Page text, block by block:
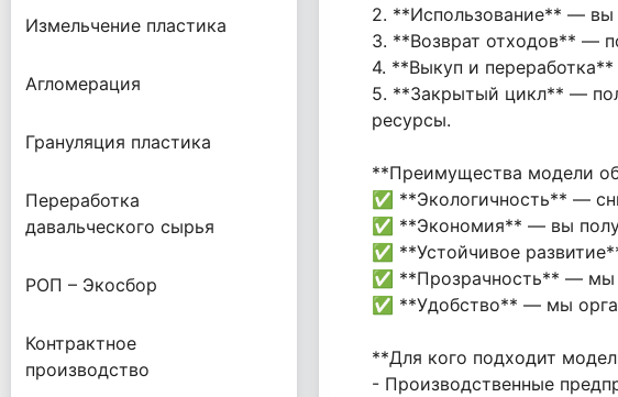
2. **Использование** — вы
3. **Возврат отходов** —
4. **Выкуп и
5. **Закрытый цикл** —
ресурсы.
**Преимущества модели
✅ **Экологичность** —
✅ **Экономия** — вы
✅ **Устойчивое
✅ **Прозрачность** — мы
✅ **Удобство** — мы
**Для кого подходит
- Производственные
Измельчение пластика
Агломерация
Грануляция пластика
Переработка
давальческого сырья
РОП – Экосбор
Контрактное
производство